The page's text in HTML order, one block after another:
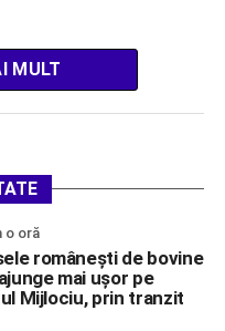
MULT
o oră
românești de bovine
mai ușor pe
Mijlociu, prin tranzit